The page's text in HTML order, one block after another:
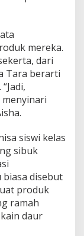
mereka.
dari
Tara berarti
siswi kelas
sibuk
biasa disebut
produk
ramah
daur